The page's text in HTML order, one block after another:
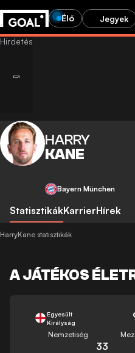
Élő Jegyek
HARRY
KANE
Bayern München
StatisztikákKarrierHírek
HarryKane statisztikák
A JÁTÉKOS
Egyesült
Királyság
Nemzetiség
33